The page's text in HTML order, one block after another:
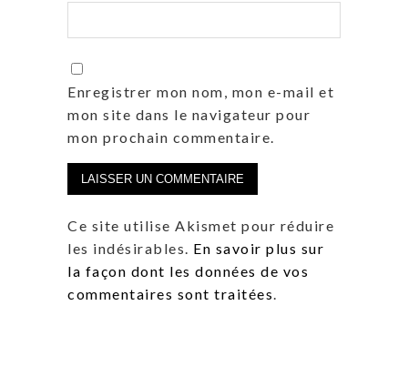
Enregistrer mon nom, mon e-mail et
mon site dans le navigateur pour
mon prochain commentaire.
Ce site utilise Akismet pour réduire
les indésirables. En savoir plus sur
la façon dont les données de vos
commentaires sont traitées.